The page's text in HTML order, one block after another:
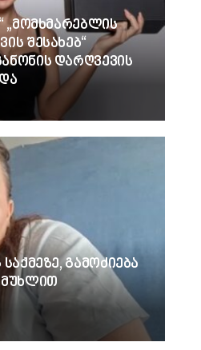
„მომხმარებლის
შესახებ“
დარღვევის
გამოძიება
მუხლით